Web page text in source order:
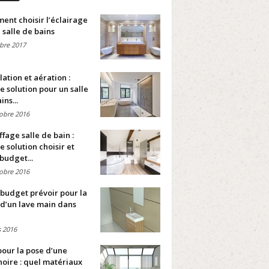
choisir l’éclairage
salle de bains
2017
et aération :
solution pour un salle
2016
salle de bain :
solution choisir et
2016
prévoir pour la
lave main dans
2016
la pose d’une
: quel matériaux